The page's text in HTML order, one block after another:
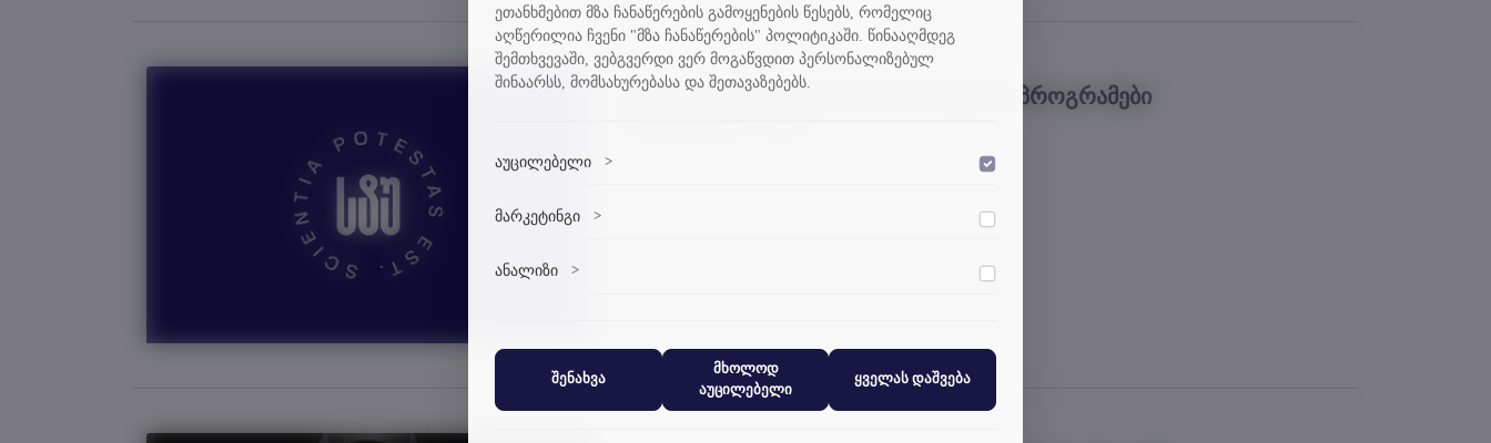
შვეიცარიის მთავრობის სასტიპენდიო პროგრამები
ეთანხმებით მზა ჩანაწერების გამოყენების წესებს, რომელიც
აღწერილია ჩვენი "მზა ჩანაწერების" პოლიტიკაში. წინააღმდეგ
შემთხვევაში, ვებგვერდი ვერ მოგაწვდით პერსონალიზებულ
შინაარსს, მომსახურებასა და შეთავაზებებს.
აუცილებელი >
დაშვება
ვებსაიტის გამართული ფუნქციონირებისთვის აუცილებელი ქუქი-
ფაილები.
მარკეტინგი >
დაშვება
მარკეტინგული ქუქი-ფაილები გვეხმარება პერსონალიზებული
კონტენტისა და რეკლამების მიწოდებაში.
ანალიზი >
დაშვება
შენახვა
მხოლოდ
აუცილებელი
ყველას დაშვება